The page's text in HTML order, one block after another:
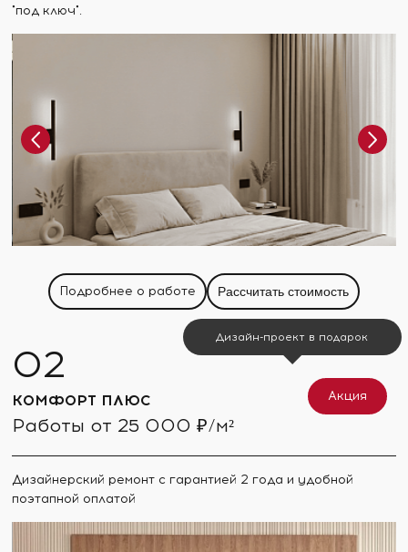
"под ключ".
Подробнее о работе Рассчитать стоимость
КОМФОРТ ПЛЮС
Работы от 25 000 ₽/м²
Дизайнерский ремонт с гарантией 2 года и удобной
поэтапной оплатой
Акция
Дизайн-проект в подарок